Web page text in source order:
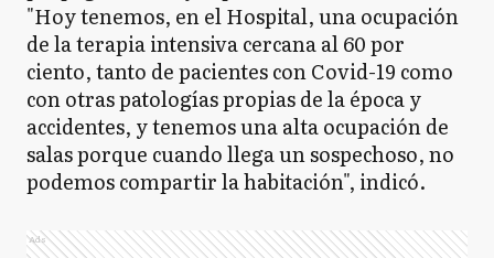
"Hoy tenemos, en el Hospital, una ocupación
de la terapia intensiva cercana al 60 por
ciento, tanto de pacientes con Covid-19 como
con otras patologías propias de la época y
accidentes, y tenemos una alta ocupación de
salas porque cuando llega un sospechoso, no
podemos compartir la habitación", indicó.
Ads